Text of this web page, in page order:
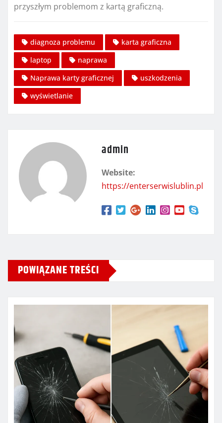
przyszłym problemom z kartą graficzną.
diagnoza problemu
karta graficzna
laptop
naprawa
Naprawa karty graficznej
uszkodzenia
wyświetlanie
admin
Website:
https://enterserwislublin.pl
POWIĄZANE TREŚCI